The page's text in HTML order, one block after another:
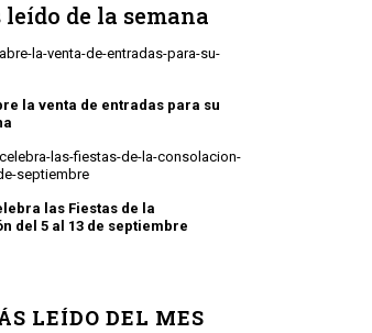
CON MENOS PARADOS Y MÁS
RODRÍGUEZ COMO CONCEJAL DE
leído de la semana
la venta de entradas para su
las Fiestas de la
del 5 al 13 de septiembre
LEÍDO DEL MES